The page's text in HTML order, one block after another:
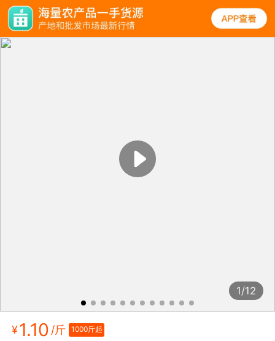
1/12
¥1.10 /斤 1000斤起
规格 口碑 图文
菠菜